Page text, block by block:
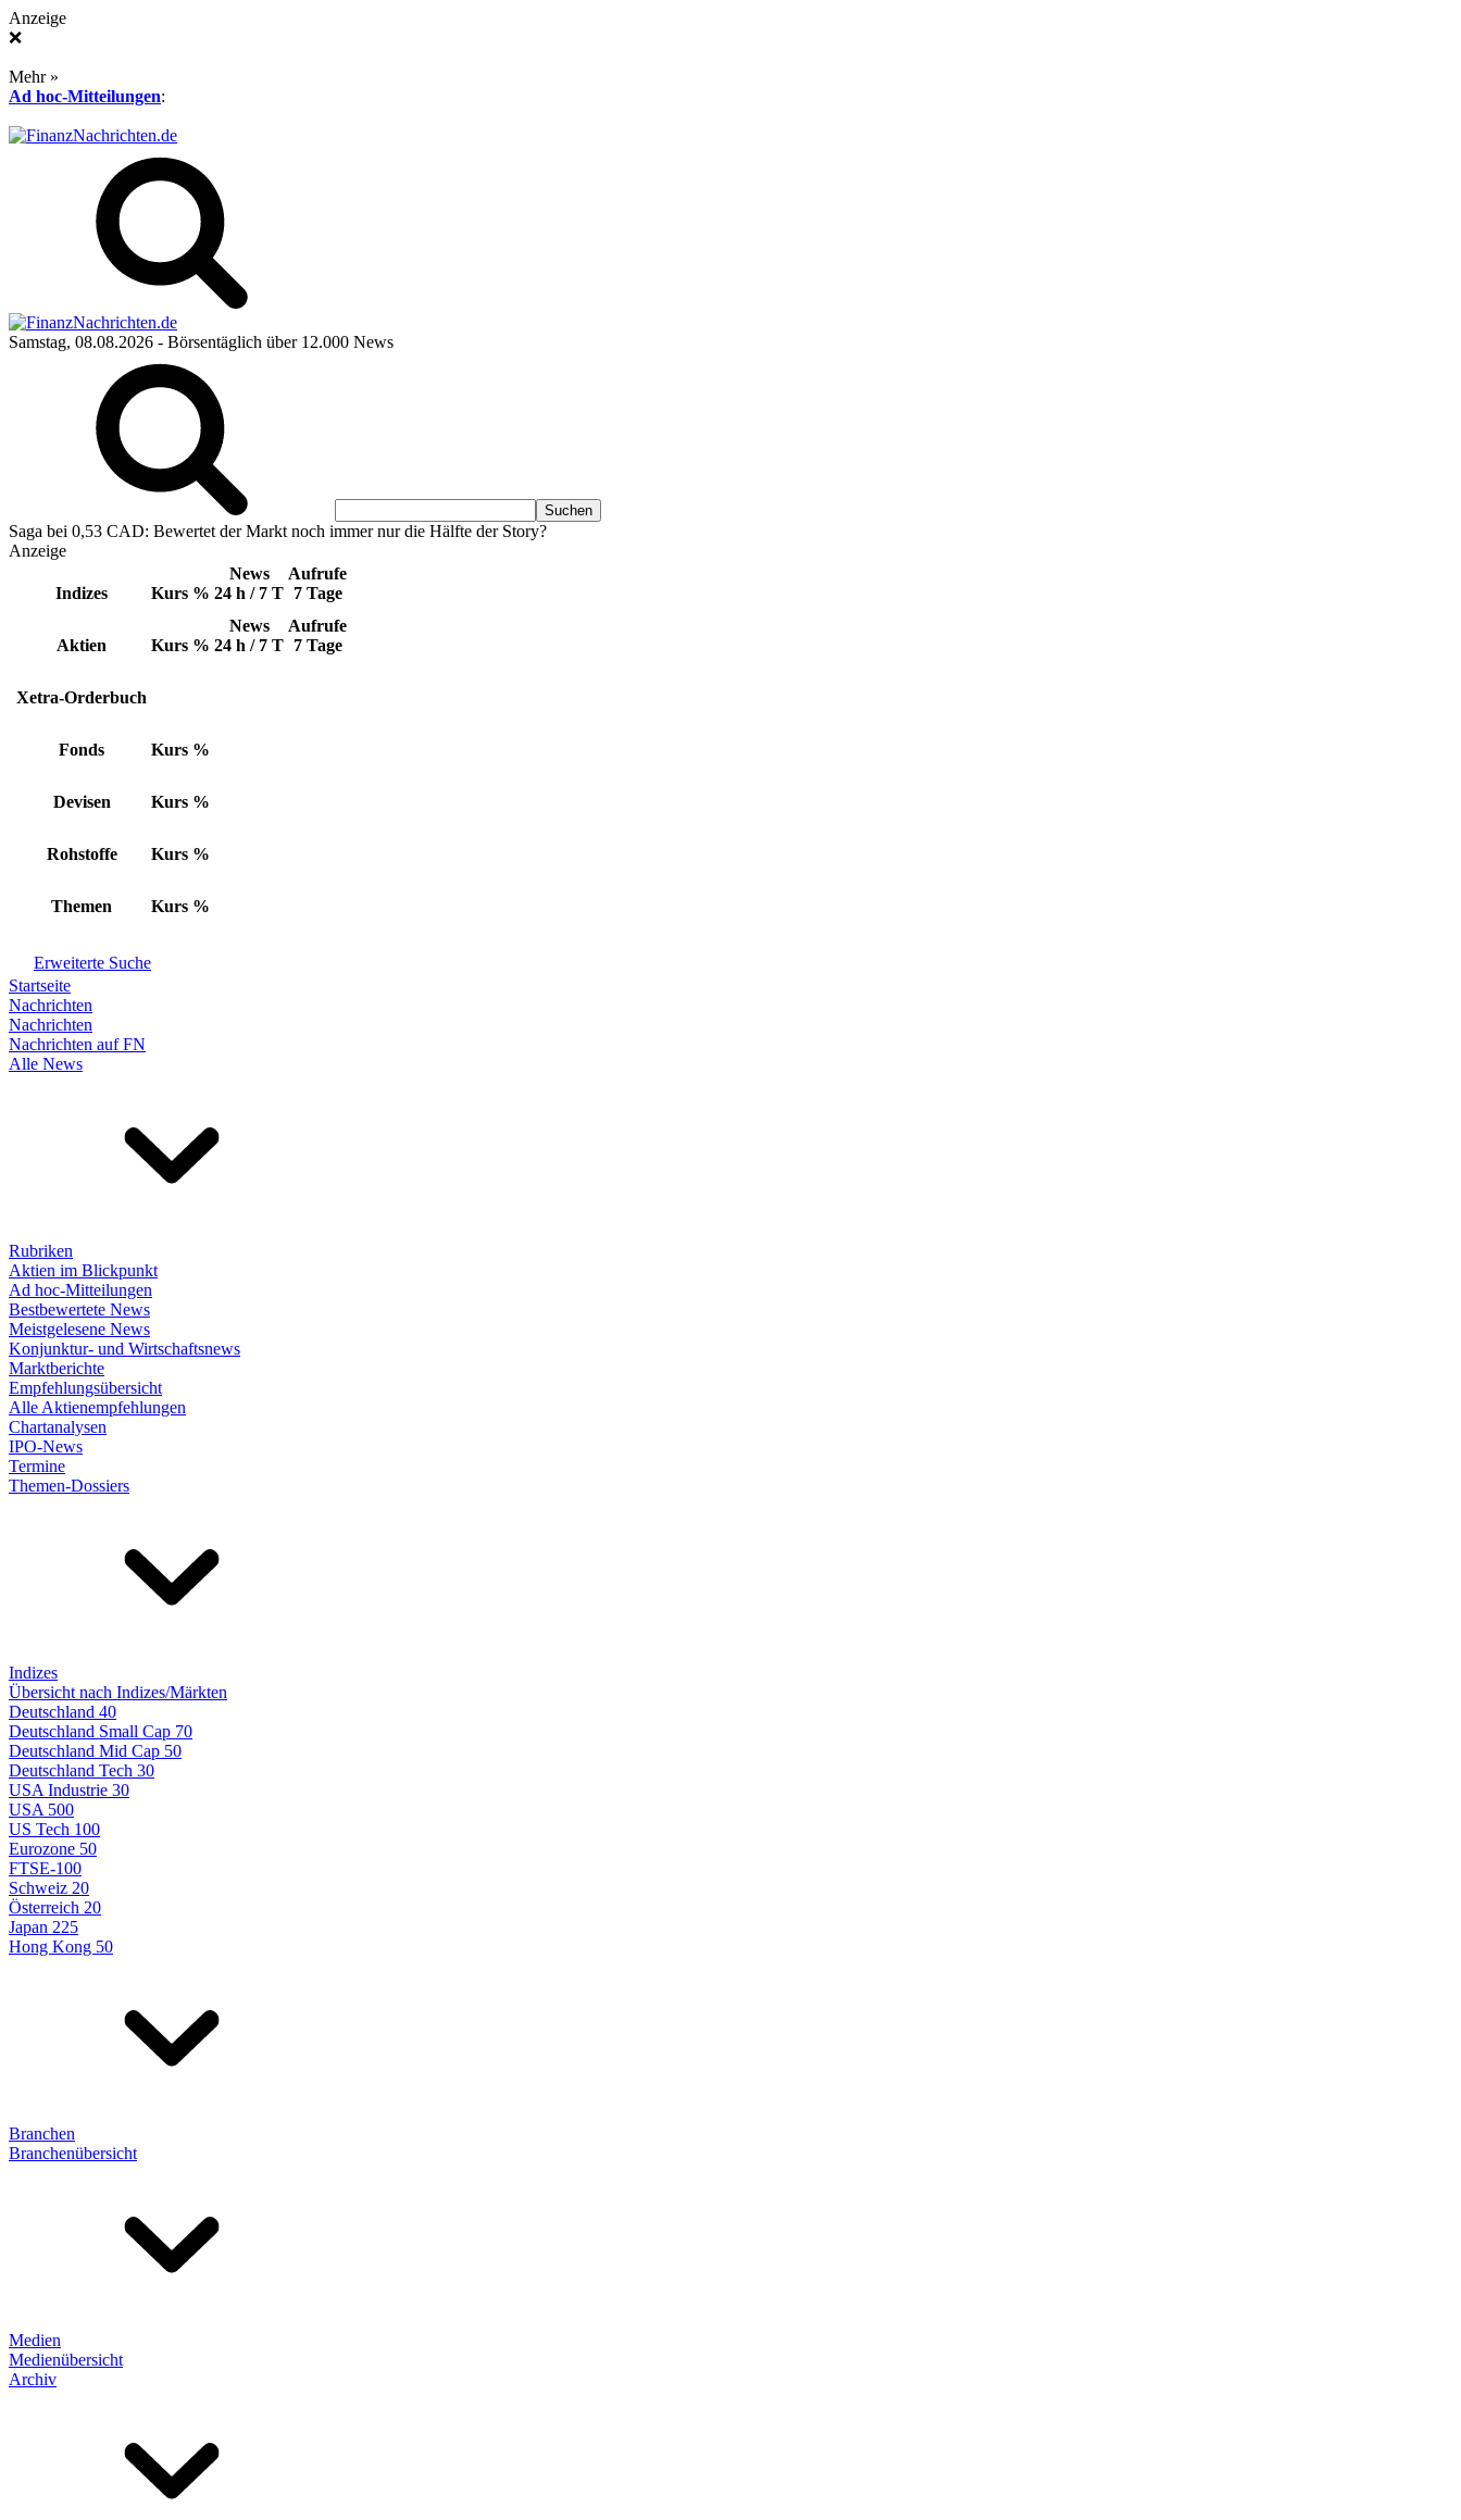
Anzeige
❌
Mehr »
Ad hoc-Mitteilungen:
Samstag, 08.08.2026 - Börsentäglich über 12.000 News
Saga bei 0,53 CAD: Bewertet der Markt noch immer nur die Hälfte der Story?
Anzeige
Indizes Kurs %
News
24 h / 7 T
Aufrufe
7 Tage
Aktien Kurs %
News
24 h / 7 T
Aufrufe
7 Tage
Xetra-Orderbuch
Fonds Kurs %
Devisen Kurs %
Rohstoffe Kurs %
Themen Kurs %
Erweiterte Suche
Startseite
Nachrichten
Nachrichten
Nachrichten auf FN
Alle News
Rubriken
Aktien im Blickpunkt
Ad hoc-Mitteilungen
Bestbewertete News
Meistgelesene News
Konjunktur- und Wirtschaftsnews
Marktberichte
Empfehlungsübersicht
Alle Aktienempfehlungen
Chartanalysen
IPO-News
Termine
Themen-Dossiers
Indizes
Übersicht nach Indizes/Märkten
Deutschland 40
Deutschland Small Cap 70
Deutschland Mid Cap 50
Deutschland Tech 30
USA Industrie 30
USA 500
US Tech 100
Eurozone 50
FTSE-100
Schweiz 20
Österreich 20
Japan 225
Hong Kong 50
Branchen
Branchenübersicht
Medien
Medienübersicht
Archiv